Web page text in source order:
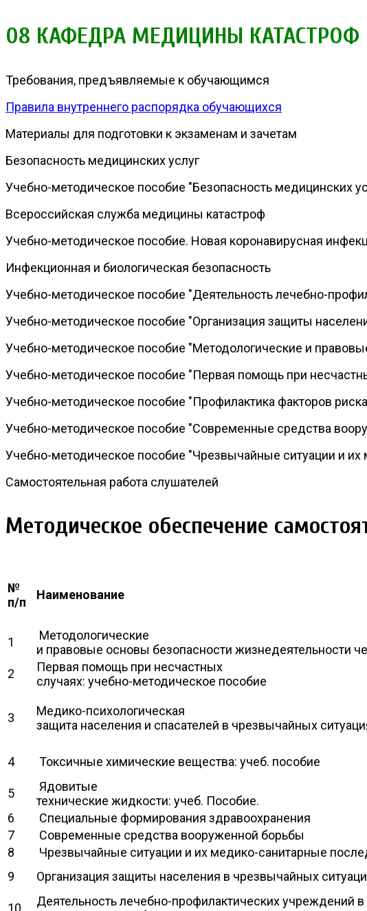
08 КАФЕДРА МЕДИЦИНЫ КАТАСТРОФ
Требования, предъявляемые к обучающимся
Правила внутреннего распорядка обучающихся
Материалы для подготовки к экзаменам и зачетам
Безопасность медицинских услуг
Учебно-методическое пособие "Безопасность медицинских
Всероссийская служба медицины катастроф
Учебно-методическое пособие. Новая коронавирусная
Инфекционная и биологическая безопасность
Учебно-методическое пособие "Деятельность лечебно-
Учебно-методическое пособие "Организация защиты
Учебно-методическое пособие "Методологические и
Учебно-методическое пособие "Первая помощь при
Учебно-методическое пособие "Профилактика факторов
Учебно-методическое пособие "Современные средства
Учебно-методическое пособие "Чрезвычайные ситуации и
Самостоятельная работа слушателей
Методическое обеспечение
№
п/п
Наименование
1
Методологические
и правовые основы безопасности жизнедеятельности
2
Первая помощь при несчастных
случаях: учебно-методическое пособие
3
Медико-психологическая
защита населения и спасателей в чрезвычайных
4 Токсичные химические вещества: учеб. пособие
5
Ядовитые
технические жидкости: учеб. Пособие.
6
Специальные формирования здравоохранения
7
Современные средства вооруженной борьбы
8
Чрезвычайные ситуации и их медико-санитарные
9
Организация защиты населения в чрезвычайных
10
Деятельность лечебно-профилактических учреждений